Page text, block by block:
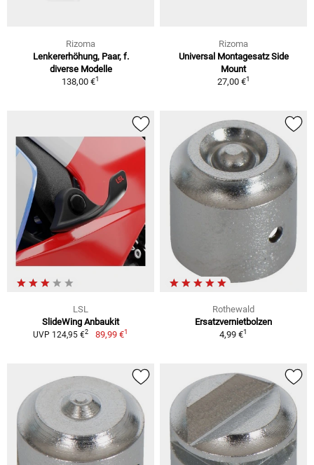
Rizoma
Lenkererhöhung, Paar, f.
diverse Modelle
138,00 €1
Rizoma
Universal Montagesatz Side
Mount
27,00 €1
LSL
SlideWing Anbaukit
UVP 124,95 €2 89,99 €1
Rothewald
Ersatzvernietbolzen
4,99 €1